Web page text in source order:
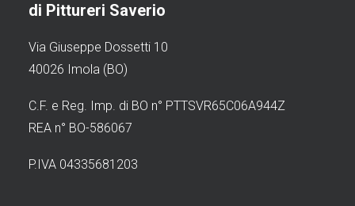
di Pittureri Saverio
Via Giuseppe Dossetti 10
40026 Imola (BO)
C.F. e Reg. Imp. di BO n° PTTSVR65C06A944Z
REA n° BO-586067
P.IVA 04335681203